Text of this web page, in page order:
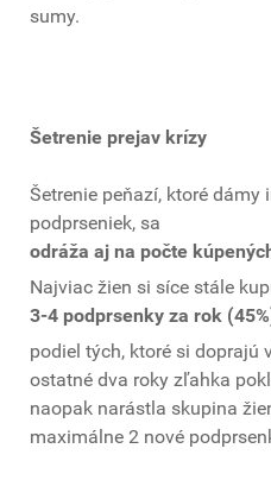
sumy.
Šetrenie prejav krízy
Šetrenie peňazí, ktoré dámy
podprseniek, sa
odráža aj na počte
Najviac žien si síce stále
3-4 podprsenky za rok
podiel tých, ktoré si doprajú
ostatné dva roky zľahka
naopak narástla skupina
maximálne 2 nové